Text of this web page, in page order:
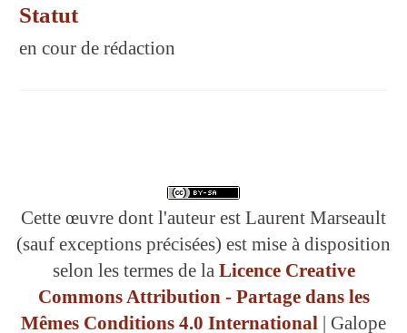
Statut
en cour de rédaction
Cette œuvre dont l'auteur est Laurent Marseault
(sauf exceptions précisées) est mise à disposition
selon les termes de la Licence Creative
Commons Attribution - Partage dans les
Mêmes Conditions 4.0 International | Galope